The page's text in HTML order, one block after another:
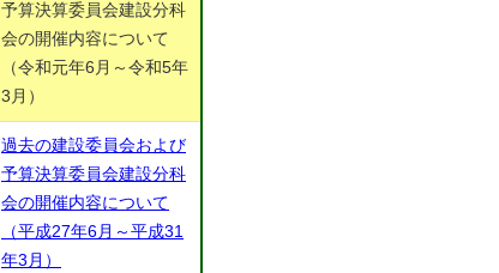
予算決算委員会建設分科
会の開催内容について
（令和元年6月～令和5年
3月）
過去の建設委員会および
予算決算委員会建設分科
会の開催内容について
（平成27年6月～平成31
年3月）